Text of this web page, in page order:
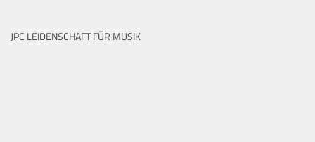
JPC LEIDENSCHAFT FÜR MUSIK